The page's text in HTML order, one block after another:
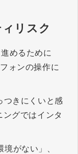
リスク
めるために
ォンの操作に
つきにくいと感
グではインタ
がない」、